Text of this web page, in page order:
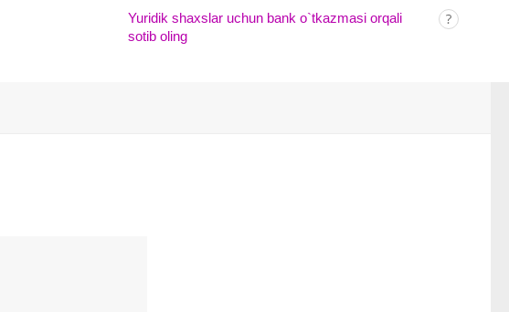
Yuridik shaxslar uchun bank o`tkazmasi orqali
sotib oling